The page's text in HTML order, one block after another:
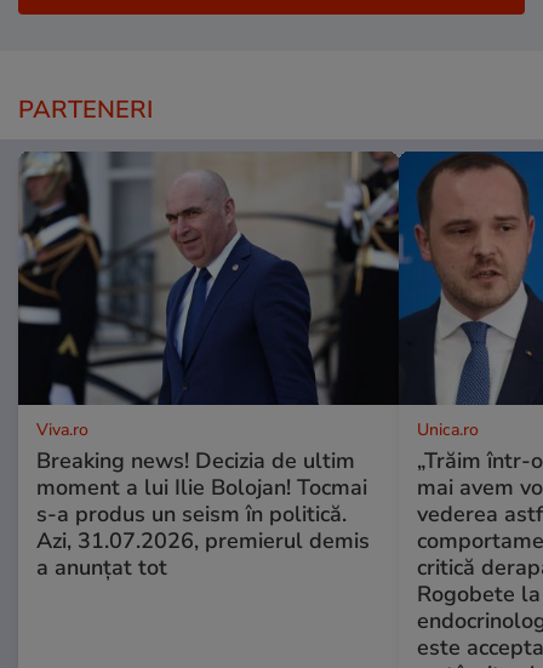
PARTENERI
Viva.ro
Breaking news! Decizia de ultim
moment a lui Ilie Bolojan! Tocmai
s-a produs un seism în politică.
Azi, 31.07.2026, premierul demis
a anunțat tot
Unica.ro
„Trăim într-
mai avem
vederea
critică
Rogobete
este